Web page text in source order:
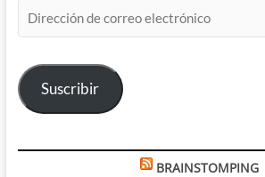
de
electrónico
Suscribir
BRAINSTOMPING